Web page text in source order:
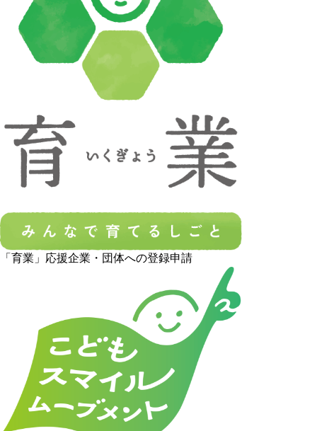
「育業」応援企業・団体への登録申請